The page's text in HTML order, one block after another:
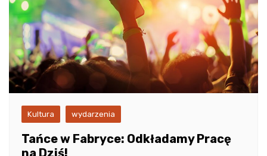
Kultura wydarzenia
Tańce w Fabryce: Odkładamy Pracę